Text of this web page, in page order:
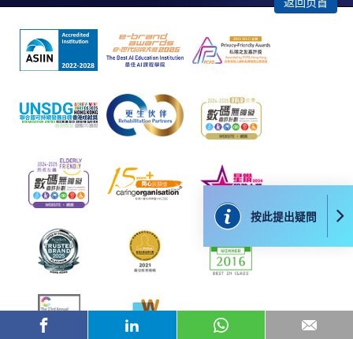
親臨學院各報名中心遞交劃線支票、報名表格及有關
證明文件；
「報讀課程」，惟學院對郵遞失誤而遺失的支票及個
人資料概不負責。
3. VISA / Mastercard
申請人可親臨學院任何一所報名中心，以 VISA 或
Mastercard（包括「香港大學專業進修學院
Mastercard卡」）繳付學費。香港大學專業進修學院
Mastercard卡持有人，如報讀課程滿港幣2,000元，可
享有十個月免息分期付款優惠，惟課程申請人必須為
4. 網上繳費服務
按此提出疑問
折